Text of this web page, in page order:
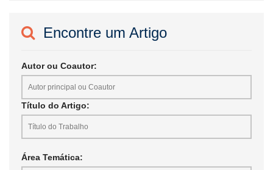
Encontre um Artigo
Autor ou Coautor:
Título do Artigo:
Área Temática: